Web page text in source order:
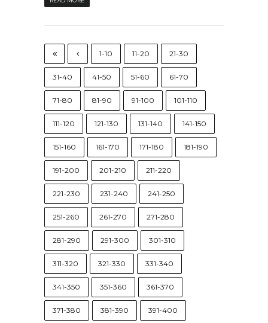
1-10 11-20 21-30
31-40 41-50 51-60 61-70
71-80 81-90 91-100 101-110
111-120 121-130 131-140 141-150
151-160 161-170 171-180 181-190
191-200 201-210 211-220
221-230 231-240 241-250
251-260 261-270 271-280
281-290 291-300 301-310
311-320 321-330 331-340
341-350 351-360 361-370
371-380 381-390 391-400